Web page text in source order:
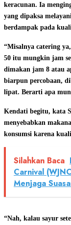
keracunan. Ia
yang dipaksa
berdampak pada
“Misalnya catering
50 itu mungkin jam
dimakan jam 8 atau
biarpun percobaan,
lipat. Berarti apa
Kendati begitu, kata
menyebabkan
konsumsi karena
Silahkan Baca
Carnival
Menjaga
“Nah, kalau sayur